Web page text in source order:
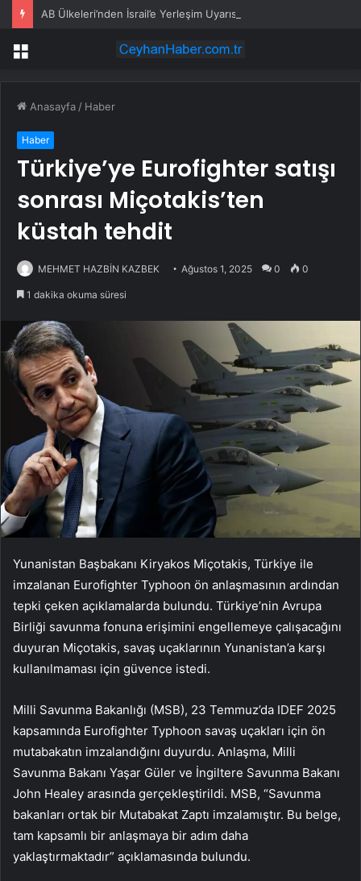
AB Ülkeleri’nden İsrail’e Yerleşim Uyarısı
Menü
Anasayfa / Haber
Haber
Türkiye’ye Eurofighter satışı
sonrası Miçotakis’ten
küstah tehdit
MEHMET HAZBİN KAZBEK Ağustos 1, 2025 0 0
1 dakika okuma süresi
Yunanistan Başbakanı Kiryakos Miçotakis, Türkiye ile
imzalanan Eurofighter Typhoon ön anlaşmasının ardından
tepki çeken açıklamalarda bulundu. Türkiye’nin Avrupa
Birliği savunma fonuna erişimini engellemeye çalışacağını
duyuran Miçotakis, savaş uçaklarının Yunanistan’a karşı
kullanılmaması için güvence istedi.
Milli Savunma Bakanlığı (MSB), 23 Temmuz’da IDEF 2025
kapsamında Eurofighter Typhoon savaş uçakları için ön
mutabakatın imzalandığını duyurdu. Anlaşma, Milli
Savunma Bakanı Yaşar Güler ve İngiltere Savunma Bakanı
John Healey arasında gerçekleştirildi. MSB, “Savunma
bakanları ortak bir Mutabakat Zaptı imzalamıştır. Bu belge,
tam kapsamlı bir anlaşmaya bir adım daha
yaklaştırmaktadır” açıklamasında bulundu.